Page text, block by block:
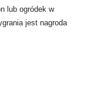
lub ogródek w
jest nagroda